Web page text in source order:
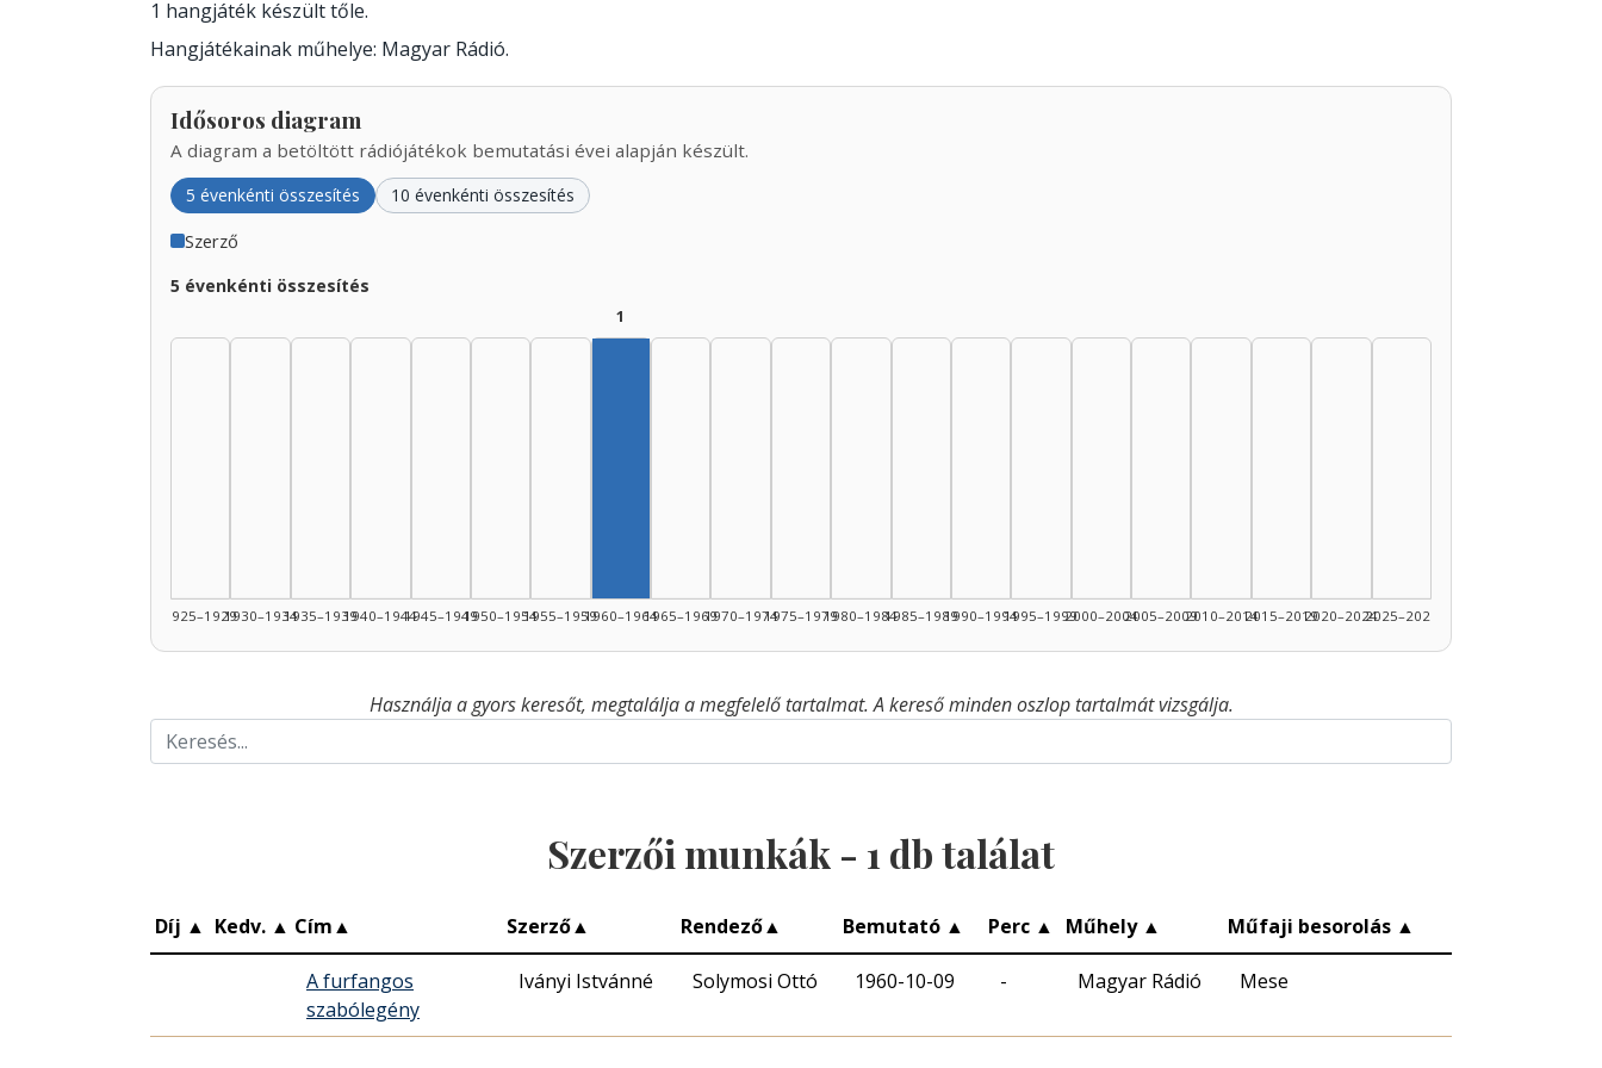
1 hangjáték készült tőle.
Hangjátékainak műhelye: Magyar Rádió.
Idősoros diagram
A diagram a betöltött rádiójátékok bemutatási évei alapján készült.
5 évenkénti összesítés 10 évenkénti összesítés
Szerző
5 évenkénti összesítés
1925–19291930–19341935–19391940–19441945–19491950–19541955–1959
1
1960–19641965–19691970–19741975–19791980–19841985–19891990–19941995–19992000–20042005–20092010–20142015–20192020–20242025–2026
Használja a gyors keresőt, megtalálja a megfelelő tartalmat. A kereső minden oszlop tartalmát vizsgálja.
Szerzői munkák - 1 db találat
Díj ▲ Kedv. ▲ Cím▲ Szerző▲ Rendező▲ Bemutató ▲ Perc ▲ Műhely ▲ Műfaji besorolás ▲
A furfangos
szabólegény
Iványi Istvánné Solymosi Ottó 1960-10-09 - Magyar Rádió Mese